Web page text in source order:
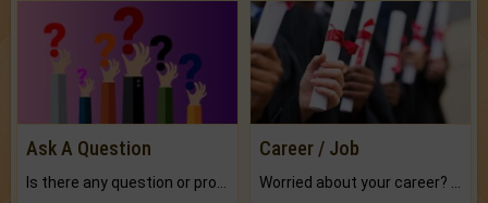
Ask A Question Career / Job